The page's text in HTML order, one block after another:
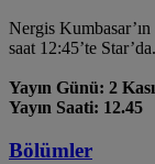
Nergis
saat 12:45’te Star’da.
Yayın Günü: 2
Yayın Saati: 12.45
Bölümler